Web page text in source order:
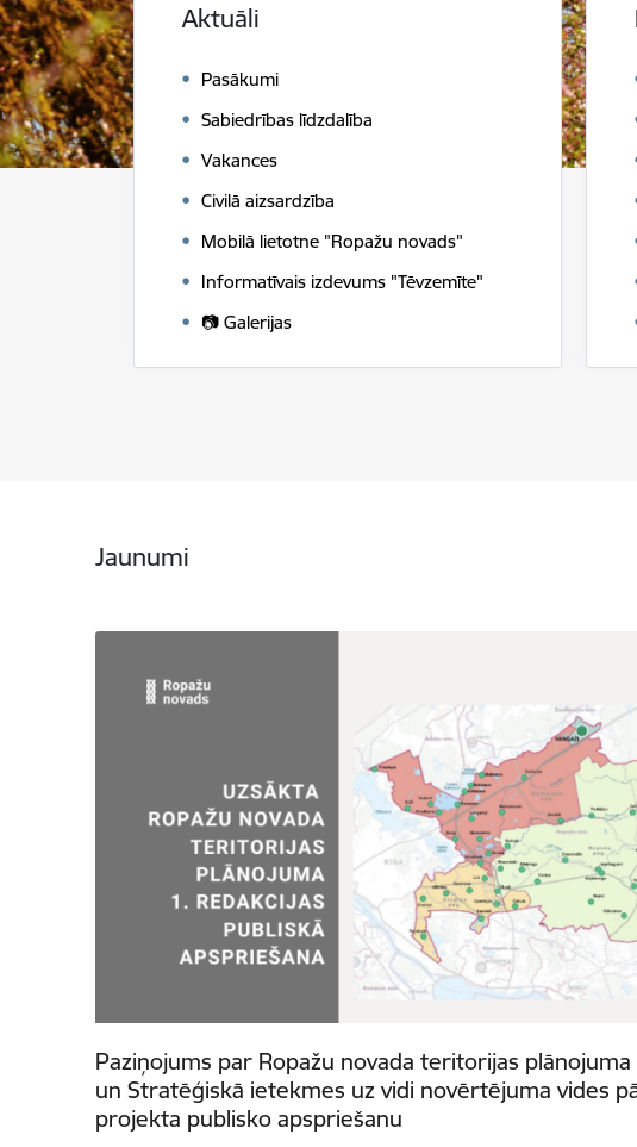
Aktuāli
Pasākumi
Sabiedrības līdzdalība
Vakances
Civilā aizsardzība
Mobilā lietotne "Ropažu novads"
Informatīvais izdevums "Tēvzemīte"
📷 Galerijas
Jaunumi
Paziņojums par Ropažu novada teritorijas plānojuma
un Stratēģiskā ietekmes uz vidi novērtējuma vides
projekta publisko apspriešanu